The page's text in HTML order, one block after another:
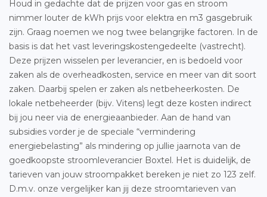
Houd in gedachte dat de prijzen voor gas en stroom
nimmer louter de kWh prijs voor elektra en m3 gasgebruik
zijn. Graag noemen we nog twee belangrijke factoren. In de
basis is dat het vast leveringskostengedeelte (vastrecht).
Deze prijzen wisselen per leverancier, en is bedoeld voor
zaken als de overheadkosten, service en meer van dit soort
zaken. Daarbij spelen er zaken als netbeheerkosten. De
lokale netbeheerder (bijv. Vitens) legt deze kosten indirect
bij jou neer via de energieaanbieder. Aan de hand van
subsidies vorder je de speciale “vermindering
energiebelasting” als mindering op jullie jaarnota van de
goedkoopste stroomleverancier Boxtel. Het is duidelijk, de
tarieven van jouw stroompakket bereken je niet zo 123 zelf.
D.m.v. onze vergelijker kan jij deze stroomtarieven van